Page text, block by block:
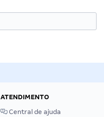
ATENDIMENTO
Central de ajuda